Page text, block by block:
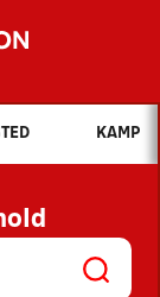
du søge efter?
NYHEDER
OG
KAMP